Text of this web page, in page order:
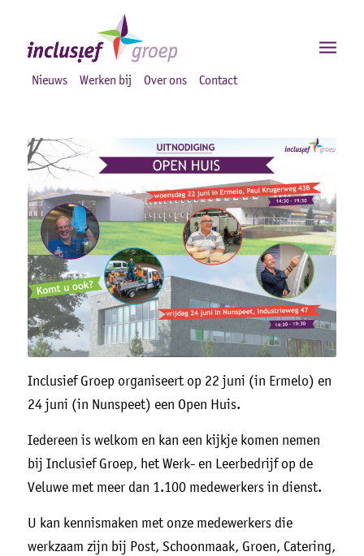
Nieuws Werken bij Over ons Contact
Inclusief Groep organiseert op 22 juni (in Ermelo) en
24 juni (in Nunspeet) een Open Huis.
Iedereen is welkom en kan een kijkje komen nemen
bij Inclusief Groep, het Werk- en Leerbedrijf op de
Veluwe met meer dan 1.100 medewerkers in dienst.
U kan kennismaken met onze medewerkers die
werkzaam zijn bij Post, Schoonmaak, Groen, Catering,